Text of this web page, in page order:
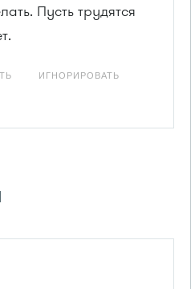
Пусть трудятся
ИГНОРИРОВАТЬ